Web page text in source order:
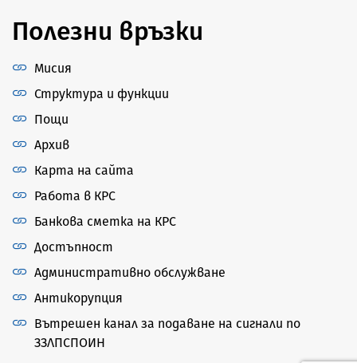
Полезни връзки
Мисия
Структура и функции
Пощи
Архив
Карта на сайта
Работа в КРС
Банкова сметка на КРС
Достъпност
Административно обслужване
Антикорупция
Вътрешен канал за подаване на сигнали по
ЗЗЛПСПОИН